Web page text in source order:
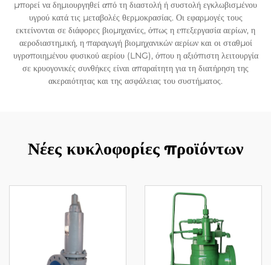
μπορεί να δημιουργηθεί από τη διαστολή ή συστολή εγκλωβισμένου
υγρού κατά τις μεταβολές θερμοκρασίας. Οι εφαρμογές τους
εκτείνονται σε διάφορες βιομηχανίες, όπως η επεξεργασία αερίων, η
αεροδιαστημική, η παραγωγή βιομηχανικών αερίων και οι σταθμοί
υγροποιημένου φυσικού αερίου (LNG), όπου η αξιόπιστη λειτουργία
σε κρυογονικές συνθήκες είναι απαραίτητη για τη διατήρηση της
ακεραιότητας και της ασφάλειας του συστήματος.
Νέες κυκλοφορίες προϊόντων